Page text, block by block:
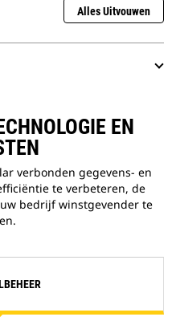
Alles Uitvouwen
EN
verbonden gegevens- en
te verbeteren, de
bedrijf winstgevender te